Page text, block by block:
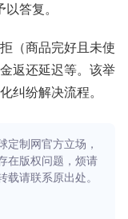
答复。
（商品完好且未使
返还延迟等。该举
纠纷解决流程。
定制网官方立场，
在版权问题，烦请
请联系原出处。